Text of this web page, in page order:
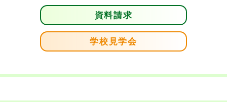
資料請求
学校見学会